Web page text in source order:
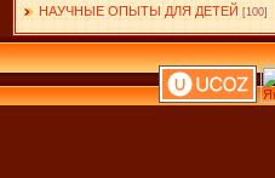
НАУЧНЫЕ ОПЫТЫ ДЛЯ ДЕТЕЙ [100]